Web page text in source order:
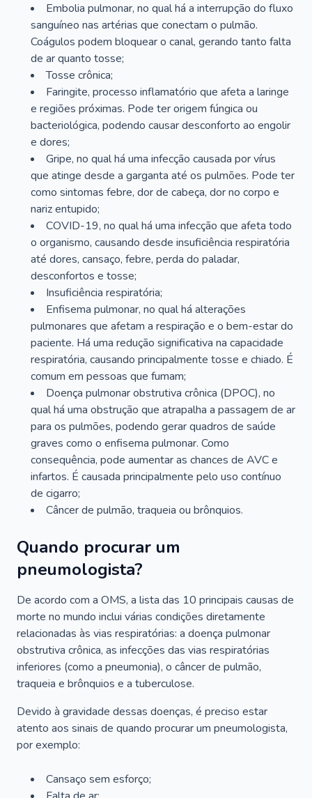
Embolia pulmonar, no qual há a interrupção do fluxo
sanguíneo nas artérias que conectam o pulmão.
Coágulos podem bloquear o canal, gerando tanto falta
de ar quanto tosse;
Tosse crônica;
Faringite, processo inflamatório que afeta a laringe
e regiões próximas. Pode ter origem fúngica ou
bacteriológica, podendo causar desconforto ao engolir
e dores;
Gripe, no qual há uma infecção causada por vírus
que atinge desde a garganta até os pulmões. Pode ter
como sintomas febre, dor de cabeça, dor no corpo e
nariz entupido;
COVID-19, no qual há uma infecção que afeta todo
o organismo, causando desde insuficiência respiratória
até dores, cansaço, febre, perda do paladar,
desconfortos e tosse;
Insuficiência respiratória;
Enfisema pulmonar, no qual há alterações
pulmonares que afetam a respiração e o bem-estar do
paciente. Há uma redução significativa na capacidade
respiratória, causando principalmente tosse e chiado. É
comum em pessoas que fumam;
Doença pulmonar obstrutiva crônica (DPOC), no
qual há uma obstrução que atrapalha a passagem de ar
para os pulmões, podendo gerar quadros de saúde
graves como o enfisema pulmonar. Como
consequência, pode aumentar as chances de AVC e
infartos. É causada principalmente pelo uso contínuo
de cigarro;
Câncer de pulmão, traqueia ou brônquios.
Quando procurar um
pneumologista?
De acordo com a OMS, a lista das 10 principais causas de
morte no mundo inclui várias condições diretamente
relacionadas às vias respiratórias: a doença pulmonar
obstrutiva crônica, as infecções das vias respiratórias
inferiores (como a pneumonia), o câncer de pulmão,
traqueia e brônquios e a tuberculose.
Devido à gravidade dessas doenças, é preciso estar
atento aos sinais de quando procurar um pneumologista,
por exemplo:
Cansaço sem esforço;